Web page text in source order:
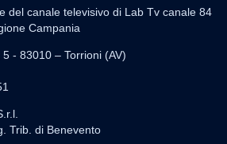
del canale televisivo di Lab Tv canale 84
Campania
- 83010 – Torrioni (AV)
Trib. di Benevento